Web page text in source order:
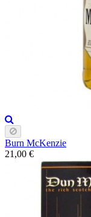
Burn McKenzie
21,00 €